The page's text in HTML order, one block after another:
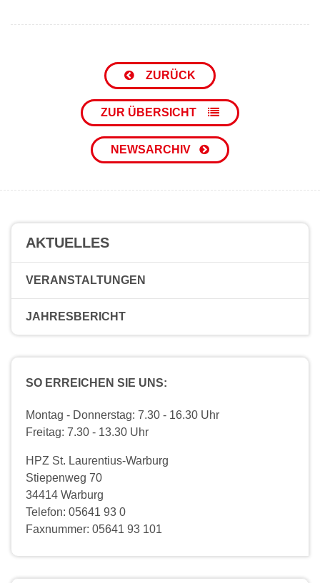
ZURÜCK
ZUR ÜBERSICHT
NEWSARCHIV
AKTUELLES
VERANSTALTUNGEN
JAHRESBERICHT
SO ERREICHEN SIE UNS:
Montag - Donnerstag: 7.30 - 16.30 Uhr
Freitag: 7.30 - 13.30 Uhr
HPZ St. Laurentius-Warburg
Stiepenweg 70
34414 Warburg
Telefon: 05641 93 0
Faxnummer: 05641 93 101